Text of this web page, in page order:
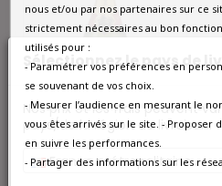
Sélectionnez le pays de
Nos prix et les frais peuvent
pays/de la région de livraison.
France métropolitaine
DISPONIBLE EN
CARTONS DE 6 OU 12
nous et/ou par nos partenaires sur ce
strictement nécessaires au bon
utilisés pour :
- Paramétrer vos préférences en
se souvenant de vos choix.
- Mesurer l’audience en mesurant le
vous êtes arrivés sur le site. - Proposer
en suivre les performances.
- Partager des informations sur les